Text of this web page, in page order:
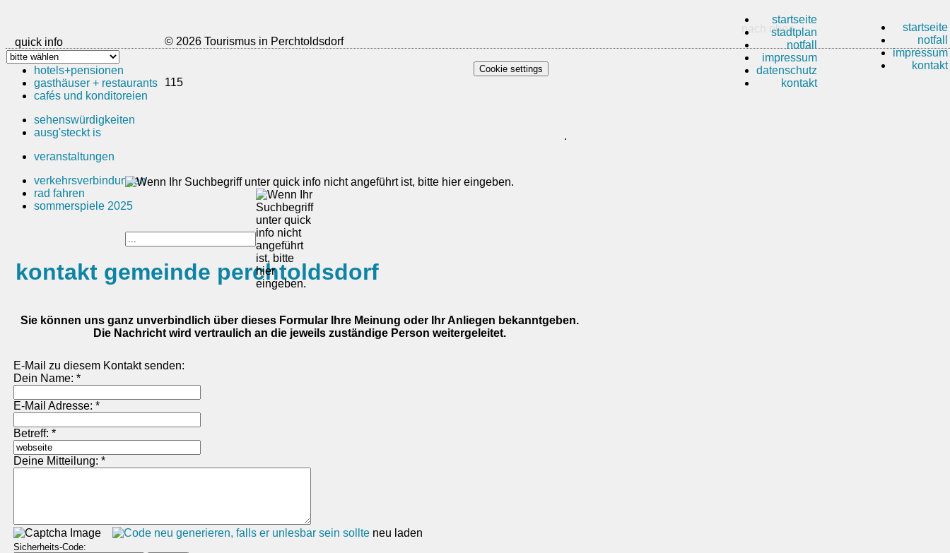
startseite
notfall
impressum
kontakt
quick info
hotels+pensionen
gasthäuser + restaurants
cafés und konditoreien
sehenswürdigkeiten
ausg'steckt is
veranstaltungen
verkehrsverbindungen
rad fahren
sommerspiele 2025
kontakt gemeinde perchtoldsdorf
Sie können uns ganz unverbindlich über dieses Formular Ihre Meinung oder Ihr Anliegen bekanntgeben.
Die Nachricht wird vertraulich an die jeweils zuständige Person weitergeleitet.
E-Mail zu diesem Kontakt senden:
Dein Name: *
E-Mail Adresse: *
Betreff: *
Deine Mitteilung: *
neu laden
Sicherheits-Code:
nach oben
© 2026 Tourismus in Perchtoldsdorf
startseite
stadtplan
notfall
impressum
datenschutz
kontakt
.
Cookie settings
115